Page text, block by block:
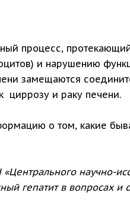
процесс,
и нарушению
замещаются
циррозу и раку печени.
о том, какие
научно-
гепатит в вопросах и